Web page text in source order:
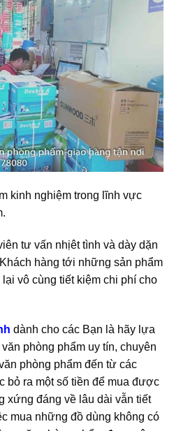
kinh nghiệm trong lĩnh vực
tư vấn nhịêt tình và dày dặn
hàng tới những sản phẩm
vô cùng tiết kiệm chi phí cho
dành cho các Bạn là hãy lựa
phòng phẩm uy tín, chuyên
phòng phẩm đến từ các
bỏ ra một số tiền để mua được
xứng đáng về lâu dài vẫn tiết
mua những đồ dùng không có